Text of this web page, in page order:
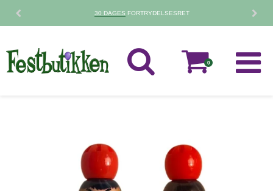
30 DAGES FORTRYDELSESRET
0